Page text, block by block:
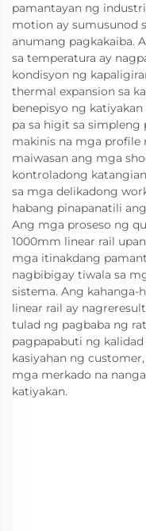
pamantayan ng
motion ay sumusunod
anumang pagkakaiba.
sa temperatura ay
kondisyon ng
thermal expansion sa
benepisyo ng
pa sa higit sa simpleng
makinis na mga profile
maiwasan ang mga
kontroladong
sa mga delikadong
habang pinapanatili
Ang mga proseso ng
1000mm linear rail
mga itinakdang
nagbibigay tiwala sa
sistema. Ang kahanga-
linear rail ay
tulad ng pagbaba ng
pagpapabuti ng
kasiyahan ng
mga merkado na
katiyakan.